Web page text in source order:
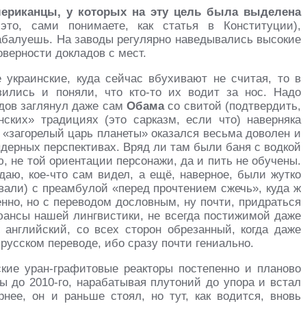
у которых на эту цель была выделена
сами понимаете, как статья в Конституции),
На заводы регулярно наведывались высокие
докладов с мест.
куда сейчас вбухивают не считая, то в
и поняли, что кто-то их водит за нос. Надо
заглянул даже сам Обамасо свитой (подтвердить,
традициях (это сарказм, если что) наверняка
царь планеты» оказался весьма доволен и
перспективах. Вряд ли там были баня с водкой
не той ориентации персонажи, да и пить не обучены.
кое-что сам видел, а ещё, наверное, были жутко
с преамбулой «перед прочтением сжечь», куда ж
но с переводом дословным, ну почти, придраться
нашей лингвистики, не всегда постижимой даже
со всех сторон обрезанный, когда даже
переводе, ибо сразу почти гениально.
уран-графитовые реакторы постепенно и планово
до 2010-го, нарабатывая плутоний до упора и встал
он и раньше стоял, но тут, как водится, вновь